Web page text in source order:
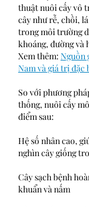
thuật nuôi cấy vô
cây như rễ, chồi,
trong môi trường
khoáng, đường và
Xem thêm: Nguồn
Nam và giá trị đặc
So với phương
thống, nuôi cấy
điểm sau:
Hệ số nhân cao,
nghìn cây giống
Cây sạch bệnh
khuẩn và nấm